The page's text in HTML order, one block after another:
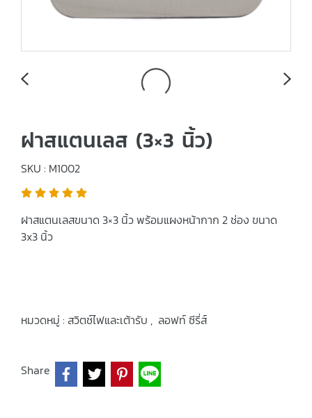
ฝาสแตนเลส (3×3 นิ้ว)
SKU : M1002
ฝาสแตนเลสขนาด 3×3 นิ้ว พร้อมแผงหน้ากาก 2 ช่อง ขนาด
3x3 นิ้ว
หมวดหมู่ : สวิตช์ไฟและเต้ารับ , ลอฟท์ ซีรี่ส์
Share